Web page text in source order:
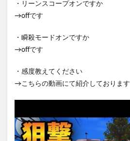
・リーンスコープオンですか
→offです
・瞬殺モードオンですか
→offです
・感度教えてください
→こちらの動画にて紹介しております